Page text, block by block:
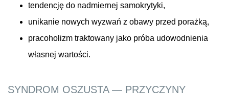
tendencję do nadmiernej samokrytyki,
unikanie nowych wyzwań z obawy przed porażką,
pracoholizm traktowany jako próba udowodnienia
własnej wartości.
SYNDROM OSZUSTA — PRZYCZYNY